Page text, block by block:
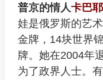
普京的情人卡巴
娃是俄罗斯的艺
金牌，14块世界
牌。她在2004年
为了政界人士。